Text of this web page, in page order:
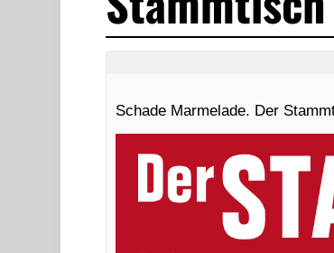
Schade Marmelade. Der